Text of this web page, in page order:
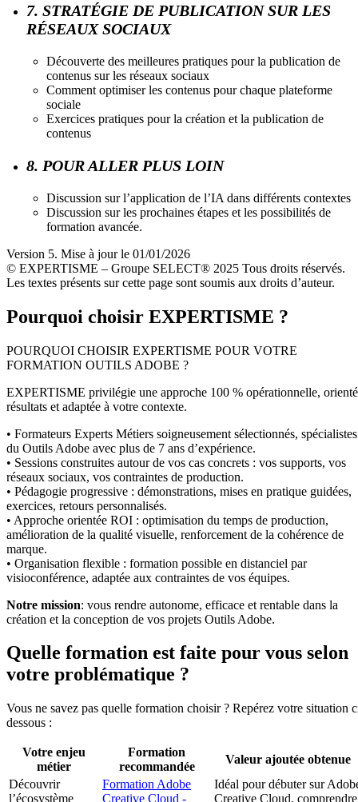
7. STRATÉGIE DE PUBLICATION SUR LES
RÉSEAUX SOCIAUX
Découverte des meilleures pratiques pour la publication de
contenus sur les réseaux sociaux
Comment optimiser les contenus pour chaque plateforme
sociale
Exercices pratiques pour la création et la publication de
contenus
8. POUR ALLER PLUS LOIN
Discussion sur l’application de l’IA dans différents contextes
Discussion sur les prochaines étapes et les possibilités de
formation avancée.
Version 5. Mise à jour le 01/01/2026
© EXPERTISME – Groupe SELECT® 2025 Tous droits réservés.
Les textes présents sur cette page sont soumis aux droits d’auteur.
Pourquoi choisir EXPERTISME ?
POURQUOI CHOISIR EXPERTISME POUR VOTRE
FORMATION OUTILS ADOBE ?
EXPERTISME privilégie une approche 100 % opérationnelle,
résultats et adaptée à votre contexte.
• Formateurs Experts Métiers soigneusement sélectionnés, spécialistes
du Outils Adobe avec plus de 7 ans d’expérience.
• Sessions construites autour de vos cas concrets : vos supports, vos
réseaux sociaux, vos contraintes de production.
• Pédagogie progressive : démonstrations, mises en pratique guidées,
exercices, retours personnalisés.
• Approche orientée ROI : optimisation du temps de production,
amélioration de la qualité visuelle, renforcement de la cohérence de
marque.
• Organisation flexible : formation possible en distanciel par
visioconférence, adaptée aux contraintes de vos équipes.
Notre mission: vous rendre autonome, efficace et rentable dans la
création et la conception de vos projets Outils Adobe.
Quelle formation est faite pour vous selon
votre problématique ?
Vous ne savez pas quelle formation choisir ? Repérez votre situation
dessous :
Votre enjeu
métier
Formation
recommandée
Valeur ajoutée obtenue
Découvrir
l’écosystème
Formation Adobe
Creative Cloud -
Idéal pour débuter sur
Creative Cloud, comprendre